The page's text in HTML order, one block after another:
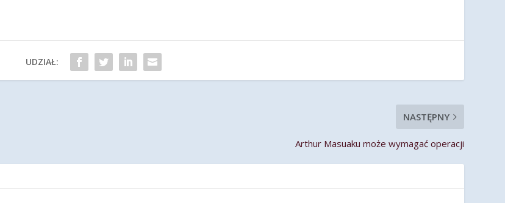
UDZIAŁ:
NASTĘPNY
Arthur Masuaku może wymagać operacji